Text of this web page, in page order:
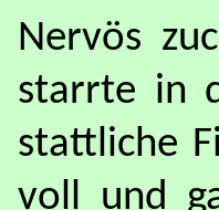
Nervös
starrte in
stattliche
voll und